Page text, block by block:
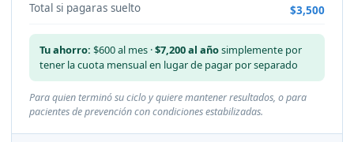
Total si pagaras suelto
$3,500
Tu ahorro: $600 al mes ·$7,200 al añosimplemente por
tener la cuota mensual en lugar de pagar por separado
Para quien terminó su ciclo y quiere mantener resultados, o para
pacientes de prevención con condiciones estabilizadas.